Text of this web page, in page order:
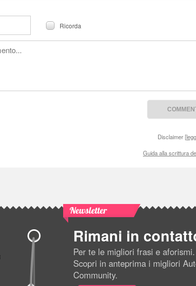
Ricorda
Disclaimer [
Guida alla scrittura
Newsletter
Rimani in
Per te le migliori frasi e aforismi.
Scopri in anteprima i migliori
Community.